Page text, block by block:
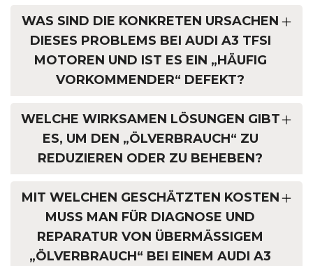
WAS SIND DIE KONKRETEN URSACHEN
DIESES PROBLEMS BEI AUDI A3 TFSI
MOTOREN UND IST ES EIN „HÄUFIG
VORKOMMENDER“ DEFEKT?
WELCHE WIRKSAMEN LÖSUNGEN GIBT
ES, UM DEN „ÖLVERBRAUCH“ ZU
REDUZIEREN ODER ZU BEHEBEN?
MIT WELCHEN GESCHÄTZTEN KOSTEN
MUSS MAN FÜR DIAGNOSE UND
REPARATUR VON ÜBERMÄSSIGEM „
ÖLVERBRAUCH“ BEI EINEM AUDI A3 T